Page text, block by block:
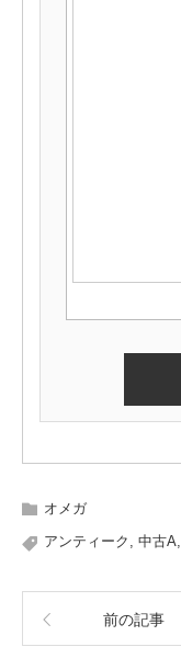
オメガ
アンティーク , 中古A,
前の記事